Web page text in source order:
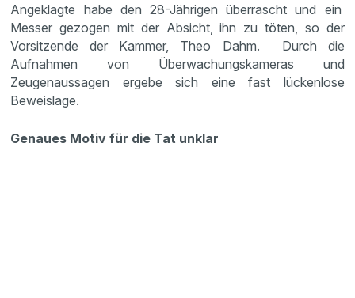
Angeklagte habe den 28-Jährigen überrascht und ein
Messer gezogen mit der Absicht, ihn zu töten, so der
Vorsitzende der Kammer, Theo Dahm. Durch die
Aufnahmen von Überwachungskameras und
Zeugenaussagen ergebe sich eine fast lückenlose
Beweislage.
Genaues Motiv für die Tat unklar